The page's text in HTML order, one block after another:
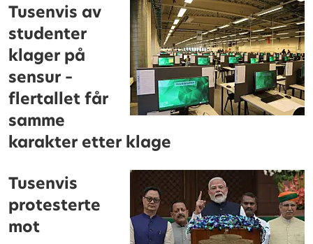
Tusenvis av
studenter
klager på
sensur –
flertallet får
samme
karakter etter klage
Tusenvis
protesterte
mot